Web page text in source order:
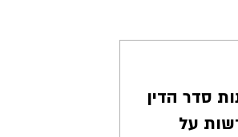
סדר הדין
על